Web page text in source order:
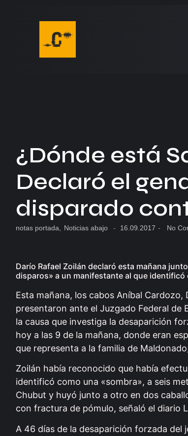
¿Dónde está
Declaró el
disparado
notas portada Noticias abajo - 16.09.2017 - No
Darío Rafael Zoilán declaró esta mañana
disparos» a un manifestante al que
Esta mañana, los cabos Aníbal
presentaron ante el Juzgado Federal de
la causa que investiga la desaparición
hoy a las 9 de la mañana, donde eran
que representa a la familia de
Zoilán había reconocido que había
identificó como una «sombra», a seis
Chubut y huyó junto a otro en dos
con fractura de pómulo, señaló el diario
A 46 días de la desaparición forzada